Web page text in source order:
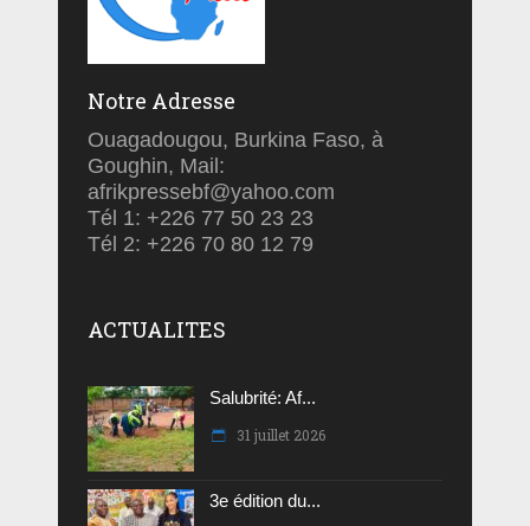
Notre Adresse
Ouagadougou, Burkina Faso, à
Goughin, Mail:
afrikpressebf@yahoo.com
Tél 1: +226 77 50 23 23
Tél 2: +226 70 80 12 79
ACTUALITES
Salubrité: Af...
31 juillet 2026
3e édition du...